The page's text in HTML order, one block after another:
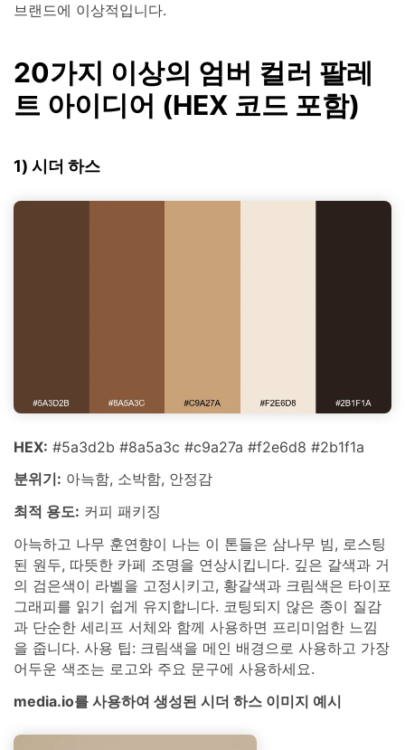
브랜드에 이상적입니다.
20가지 이상의 엄버 컬러 팔레
트 아이디어 (HEX 코드 포함)
1) 시더 하스
HEX: #5a3d2b #8a5a3c #c9a27a #f2e6d8 #2b1f1a
분위기: 아늑함, 소박함, 안정감
최적 용도: 커피 패키징
아늑하고 나무 훈연향이 나는 이 톤들은 삼나무 빔, 로스팅
된 원두, 따뜻한 카페 조명을 연상시킵니다. 깊은 갈색과 거
의 검은색이 라벨을 고정시키고, 황갈색과 크림색은 타이포
그래피를 읽기 쉽게 유지합니다. 코팅되지 않은 종이 질감
과 단순한 세리프 서체와 함께 사용하면 프리미엄한 느낌
을 줍니다. 사용 팁: 크림색을 메인 배경으로 사용하고 가장
어두운 색조는 로고와 주요 문구에 사용하세요.
media.io를 사용하여 생성된 시더 하스 이미지 예시